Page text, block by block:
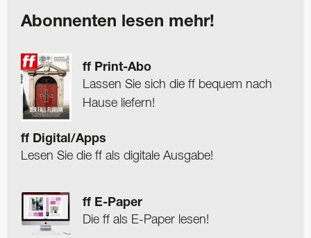
Abonnenten lesen mehr!
ff Print-Abo
Lassen Sie sich die ff bequem nach
Hause liefern!
ff Digital/Apps
Lesen Sie die ff als digitale Ausgabe!
ff E-Paper
Die ff als E-Paper lesen!